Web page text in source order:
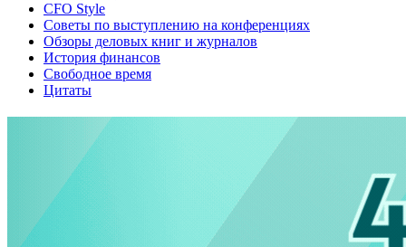
CFO Style
Советы по выступлению на конференциях
Обзоры деловых книг и журналов
История финансов
Свободное время
Цитаты